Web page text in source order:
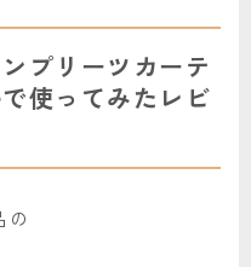
プリーツカーテ
使ってみたレビ
の